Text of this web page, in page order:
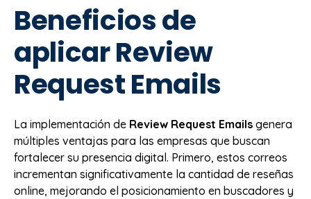
Beneficios de
aplicar Review
Request Emails
La implementación de Review Request Emails genera
múltiples ventajas para las empresas que buscan
fortalecer su presencia digital. Primero, estos correos
incrementan significativamente la cantidad de reseñas
online, mejorando el posicionamiento en buscadores y